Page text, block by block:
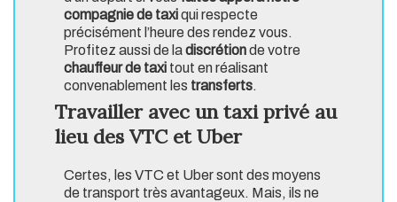
compagnie de taxiqui respecte
précisément l’heure des rendez vous.
Profitez aussi de ladiscrétionde votre
chauffeur de taxi tout en réalisant
convenablement les transferts.
Travailler avec un taxi privé au
lieu des VTC et Uber
Certes, les VTC et Uber sont des moyens
de transport très avantageux. Mais, ils ne